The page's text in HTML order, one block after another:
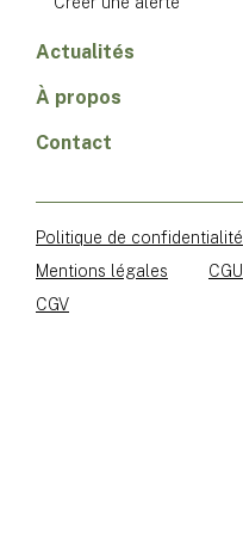
Actualités
À propos
Contact
Politique de confidentialité
Mentions légales
CGU
CGV